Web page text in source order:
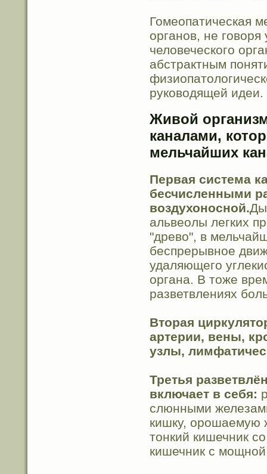
Гомеопатическая
органов, не
человеческого
абстрактным
руководящей идеи.
Живой
каналами,
мельчайших
Первая система
бесчисленными
воздухоносной.
альвеолы легких
"древо", в
беспрерывное
удаляющего
органа. В тоже
разветвлениях
Вторая
артерии, вены,
узлы,
Третья
включает в себя:
слюнными
кишку, орошаемую
тонкий кишечник
кишечник с